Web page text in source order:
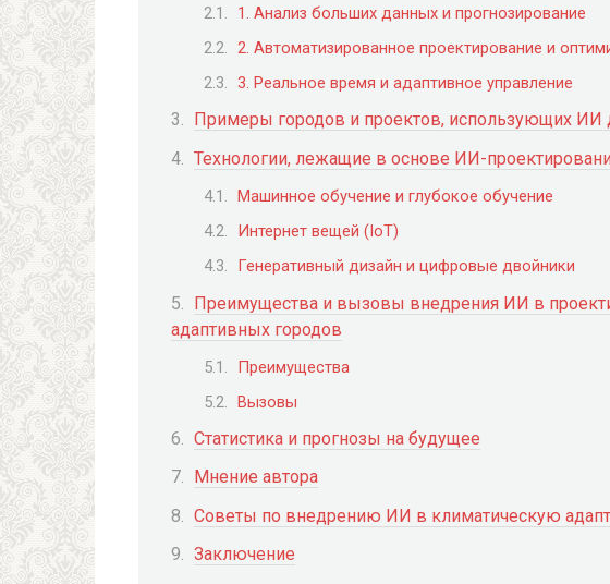
1. Анализ больших данных и прогнозирование
2. Автоматизированное проектирование и
3. Реальное время и адаптивное управление
Примеры городов и проектов, использующих ИИ
Технологии, лежащие в основе ИИ-
Машинное обучение и глубокое обучение
Интернет вещей (IoT)
Генеративный дизайн и цифровые двойники
Преимущества и вызовы внедрения ИИ в
адаптивных городов
Преимущества
Вызовы
Статистика и прогнозы на будущее
Мнение автора
Советы по внедрению ИИ в климатическую
Заключение